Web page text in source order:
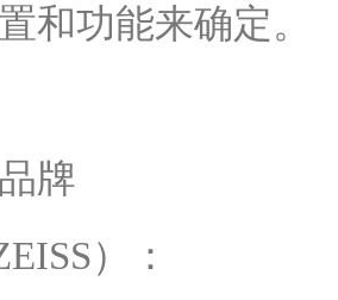
和功能来确定。
牌
）：